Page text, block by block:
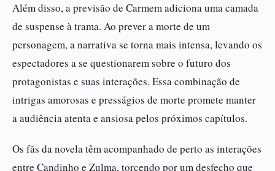
Além disso, a previsão de Carmem adiciona uma camada
de suspense à trama. Ao prever a morte de um
personagem, a narrativa se torna mais intensa, levando os
espectadores a se questionarem sobre o futuro dos
protagonistas e suas interações. Essa combinação de
intrigas amorosas e presságios de morte promete manter
a audiência atenta e ansiosa pelos próximos capítulos.
Os fãs da novela têm acompanhado de perto as interações
entre Candinho e Zulma, torcendo por um desfecho que